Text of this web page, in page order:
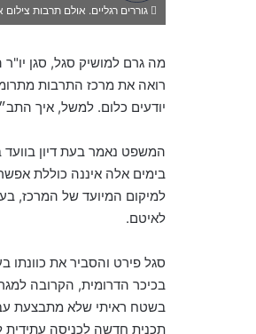
d
n
e
m
l
גוררים רגליים. אולם תרבות צילום
מה גרם למושיק סגל, סגן יו"ר
רואה את מרכז התרבות
יודעים כלום. למשל, איך
המשפט נאמר בעת דיון
בימים אלה איננה כוללת
למיקום המיועד של המרכז,
לאיטם.
סגל פירט והסביר את כוונתו
בכיכר הדרומית, הקרובה
בשטח ראיתי שלא מתבצעת
תכנית חדשה לכניסה עתידית